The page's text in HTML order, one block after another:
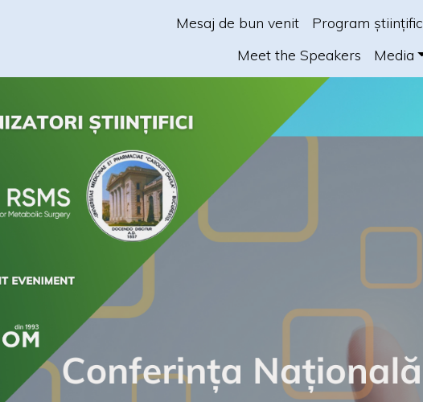
Mesaj de bun venit Program științific
Meet the Speakers
Media